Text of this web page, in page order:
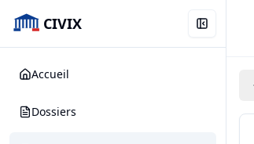
CIVIX
Accueil
Dossiers